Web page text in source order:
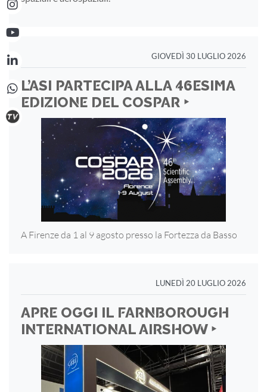
GIOVEDÌ 30 LUGLIO 2026
L’ASI PARTECIPA ALLA 46ESIMA
EDIZIONE DEL COSPAR ‣
A Firenze da 1 al 9 agosto presso la Fortezza da Basso
LUNEDÌ 20 LUGLIO 2026
APRE OGGI IL FARNBOROUGH
INTERNATIONAL AIRSHOW ‣